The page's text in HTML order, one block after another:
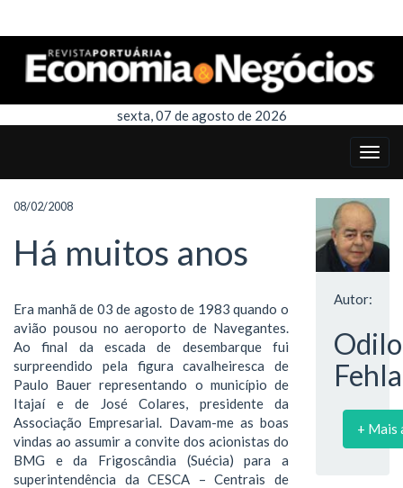
sexta, 07 de agosto de 2026
08/02/2008
Há muitos anos
Era manhã de 03 de agosto de 1983 quando o
avião pousou no aeroporto de Navegantes.
Ao final da escada de desembarque fui
surpreendido pela figura cavalheiresca de
Paulo Bauer representando o município de
Itajaí e de José Colares, presidente da
Associação Empresarial. Davam-me as boas
vindas ao assumir a convite dos acionistas do
BMG e da Frigoscândia (Suécia) para a
superintendência da CESCA – Centrais de
Autor:
+ Mais